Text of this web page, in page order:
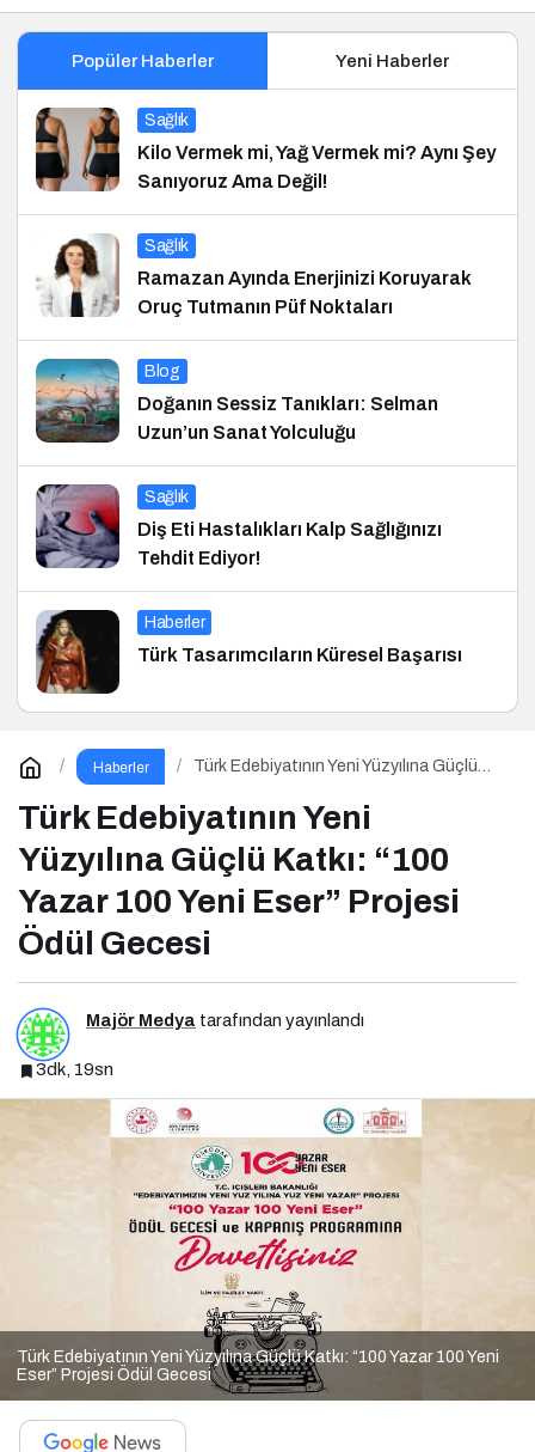
Popüler Haberler Yeni Haberler
Sağlık
Kilo Vermek mi, Yağ Vermek mi? Aynı Şey
Sanıyoruz Ama Değil!
Sağlık
Ramazan Ayında Enerjinizi Koruyarak
Oruç Tutmanın Püf Noktaları
Blog
Doğanın Sessiz Tanıkları: Selman
Uzun’un Sanat Yolculuğu
Sağlık
Diş Eti Hastalıkları Kalp Sağlığınızı
Tehdit Ediyor!
Haberler
Türk Tasarımcıların Küresel Başarısı
Haberler
Türk Edebiyatının Yeni Yüzyılına Güçlü
Ödül Gecesi
Türk Edebiyatının Yeni
Yüzyılına Güçlü Katkı: “100
Yazar 100 Yeni Eser” Projesi
Ödül Gecesi
Majör Medya tarafından yayınlandı
3dk, 19sn
Türk Edebiyatının Yeni Yüzyılına Güçlü Katkı: “100 Yazar 100 Yeni
Eser” Projesi Ödül Gecesi